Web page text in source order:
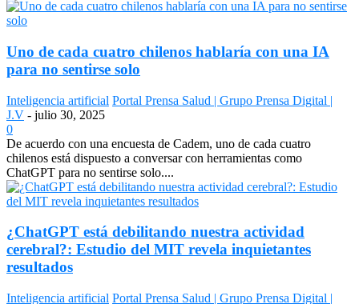
Uno de cada cuatro chilenos hablaría con una IA
para no sentirse solo
Inteligencia artificial Portal Prensa Salud | Grupo Prensa Digital |
J.V - julio 30, 2025
0
De acuerdo con una encuesta de Cadem, uno de cada cuatro
chilenos está dispuesto a conversar con herramientas como
ChatGPT para no sentirse solo....
¿ChatGPT está debilitando nuestra actividad
cerebral?: Estudio del MIT revela inquietantes
resultados
Inteligencia artificial Portal Prensa Salud | Grupo Prensa Digital |